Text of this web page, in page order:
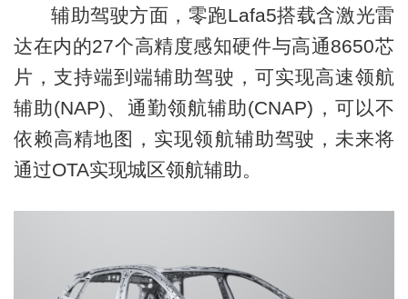
辅助驾驶方面，零跑Lafa5搭载含激光雷
达在内的27个高精度感知硬件与高通8650芯
片，支持端到端辅助驾驶，可实现高速领航
辅助(NAP)、通勤领航辅助(CNAP)，可以不
依赖高精地图，实现领航辅助驾驶，未来将
通过OTA实现城区领航辅助。